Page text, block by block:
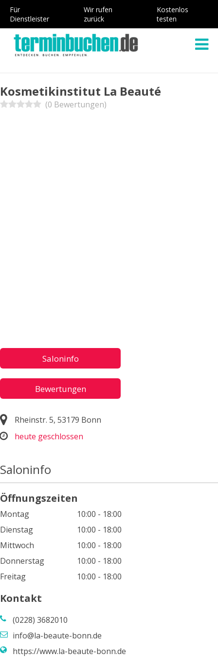
Für
Dienstleister
Wir rufen
zurück
Kostenlos
testen
Kosmetikinstitut La Beauté
(0 Bewertungen)
Saloninfo
Bewertungen
Rheinstr. 5, 53179 Bonn
heute geschlossen
Saloninfo
Öffnungszeiten
Montag
10:00 - 18:00
Dienstag
10:00 - 18:00
Mittwoch
10:00 - 18:00
Donnerstag
10:00 - 18:00
Freitag
10:00 - 18:00
Kontakt
(0228) 3682010
info@la-beaute-bonn.de
https://www.la-beaute-bonn.de